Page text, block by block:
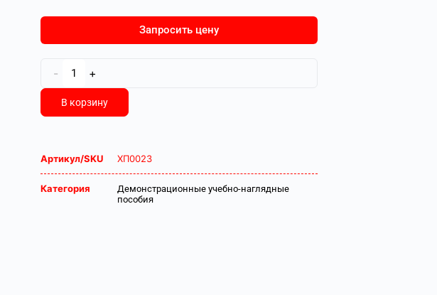
Запросить цену
- +
В корзину
Артикул/SKU ХП0023
Категория
Демонстрационные учебно-наглядные
пособия